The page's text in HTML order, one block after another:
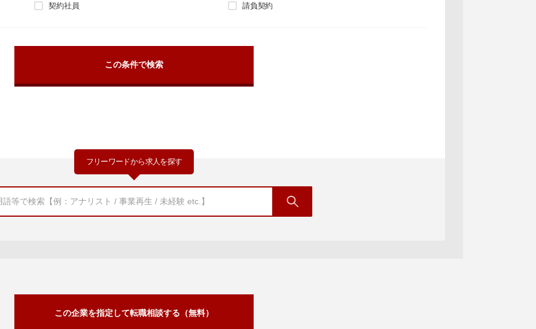
契約社員 請負契約
フリーワードから求人を探す
この企業を指定して転職相談する（無料）